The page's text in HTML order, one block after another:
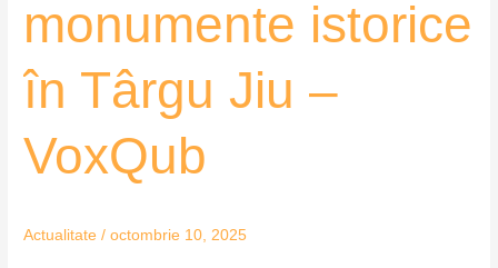
monumente istorice
în Târgu Jiu –
VoxQub
Actualitate /octombrie 10, 2025